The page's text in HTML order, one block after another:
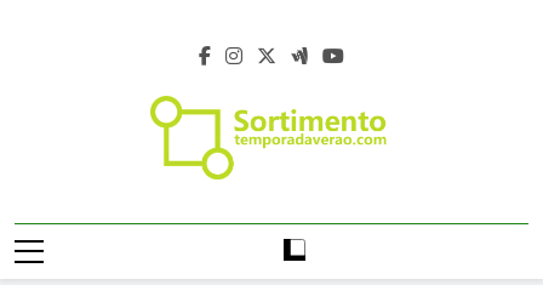
Temporada De
Verão 2027 –
Verão 2027 –
Https://temporadaverao.com – Férias De